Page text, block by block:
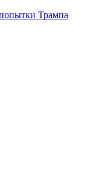
Трампа